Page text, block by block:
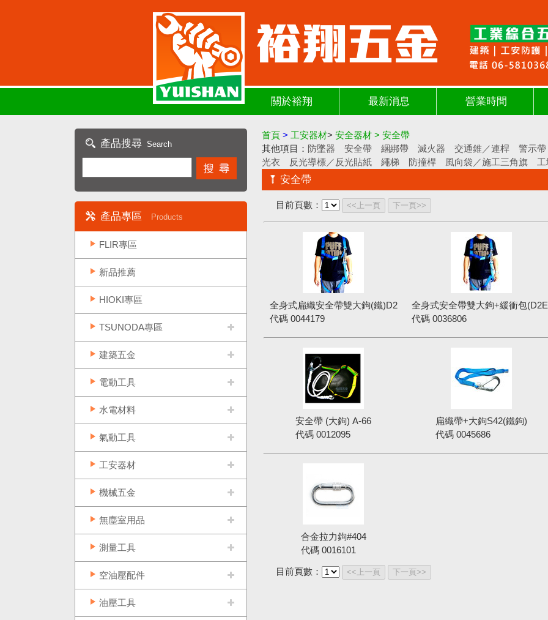
關於裕翔 最新消息 營業時間
產品搜尋 Search
產品專區 Products
FLIR專區
新品推薦
HIOKI專區
TSUNODA專區
建築五金
電動工具
水電材料
氣動工具
工安器材
機械五金
無塵室用品
測量工具
空油壓配件
油壓工具
首頁 > 工安器材> 安全器材 > 安全帶
其他項目： 防墜器 安全帶 綑綁帶 滅火器 交通錐／連桿 警示帶
光衣
反光導標／反光貼紙 繩梯 防撞桿 風向袋／施工三角旗 工
安全帶
目前頁數： <<上一頁 下一頁>>
全身式扁織安全帶雙大鉤(鐵)D2
代碼 0044179
全身式安全帶雙大鉤+緩衝包
代碼 0036806
安全帶 (大鉤) A-66
代碼 0012095
扁織帶+大鉤S42(鐵鉤)
代碼 0045686
合金拉力鉤#404
代碼 0016101
目前頁數： <<上一頁 下一頁>>